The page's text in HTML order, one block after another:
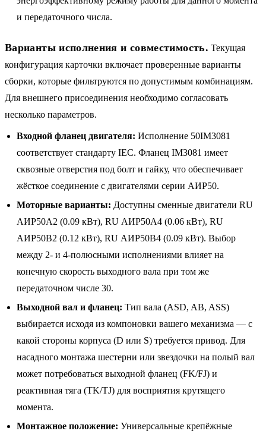
и передаточного числа.
Варианты исполнения и совместимость. Текущая
конфигурация карточки включает проверенные варианты
сборки, которые фильтруются по допустимым комбинациям.
Для внешнего присоединения необходимо согласовать
несколько параметров.
Входной фланец двигателя: Исполнение 50IM3081
соответствует стандарту IEC. Фланец IM3081 имеет
сквозные отверстия под болт и гайку, что обеспечивает
жёсткое соединение с двигателями серии АИР50.
Моторные варианты: Доступны сменные двигатели RU
АИР50A2 (0.09 кВт), RU АИР50A4 (0.06 кВт), RU
АИР50B2 (0.12 кВт), RU АИР50B4 (0.09 кВт). Выбор
между 2- и 4-полюсными исполнениями влияет на
конечную скорость выходного вала при том же
передаточном числе 30.
Выходной вал и фланец: Тип вала (ASD, AB, ASS)
выбирается исходя из компоновки вашего механизма — с
какой стороны корпуса (D или S) требуется привод. Для
насадного монтажа шестерни или звездочки на полый вал
может потребоваться выходной фланец (FK/FJ) и
реактивная тяга (TK/TJ) для восприятия крутящего
момента.
Монтажное положение: Универсальные крепёжные